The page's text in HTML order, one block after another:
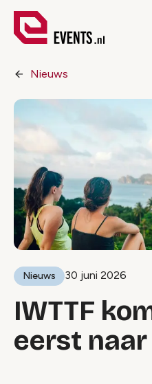
Nieuws
Nieuws 30 juni 2026
IWTTF
eerst